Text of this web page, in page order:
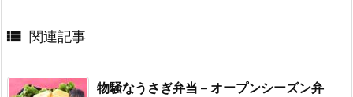
 関連記事
物騒なうさぎ弁当 – オープンシーズン弁